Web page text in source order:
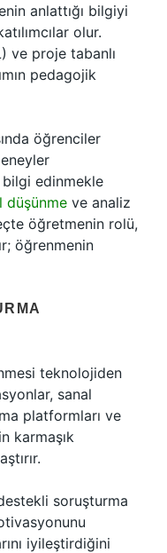
anlattığı bilgiyi
olur.
ve proje tabanlı
pedagojik
öğrenciler
bilgi edinmekle
düşünme ve analiz
öğretmenin rolü,
öğrenmenin
teknolojiden
sanal
platformları ve
karmaşık
soruşturma
iyileştirdiğini